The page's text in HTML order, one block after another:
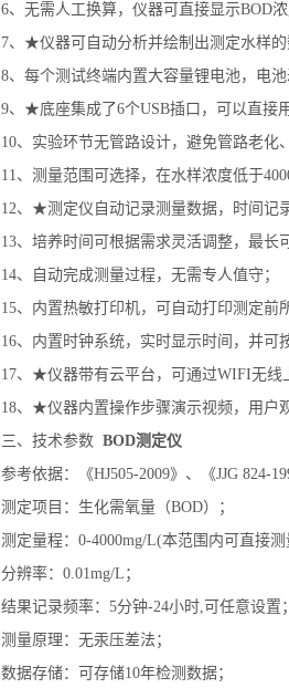
6、无需人工换算，仪器可直接显示BOD
7、★仪器可自动分析并绘制出测定水样
8、每个测试终端内置大容量锂电池，电
9、★底座集成了6个USB插口，可以直接
10、实验环节无管路设计，避免管路老化
11、测量范围可选择，在水样浓度低于
12、★测定仪自动记录测量数据，时间记
13、培养时间可根据需求灵活调整，最长
14、自动完成测量过程，无需专人值守；
15、内置热敏打印机，可自动打印测定前
16、内置时钟系统，实时显示时间，并可
17、★仪器带有云平台，可通过WIFI无线
18、★仪器内置操作步骤演示视频，用户
三、技术参数 BOD测定仪
参考依据：《HJ505-2009》、《JJG 824-
测定项目：生化需氧量（BOD）；
测定量程：0-4000mg/L(本范围内可直接测
分辨率：0.01mg/L；
结果记录频率：5分钟-24小时,可任意设置；
测量原理：无汞压差法；
数据存储：可存储10年检测数据；